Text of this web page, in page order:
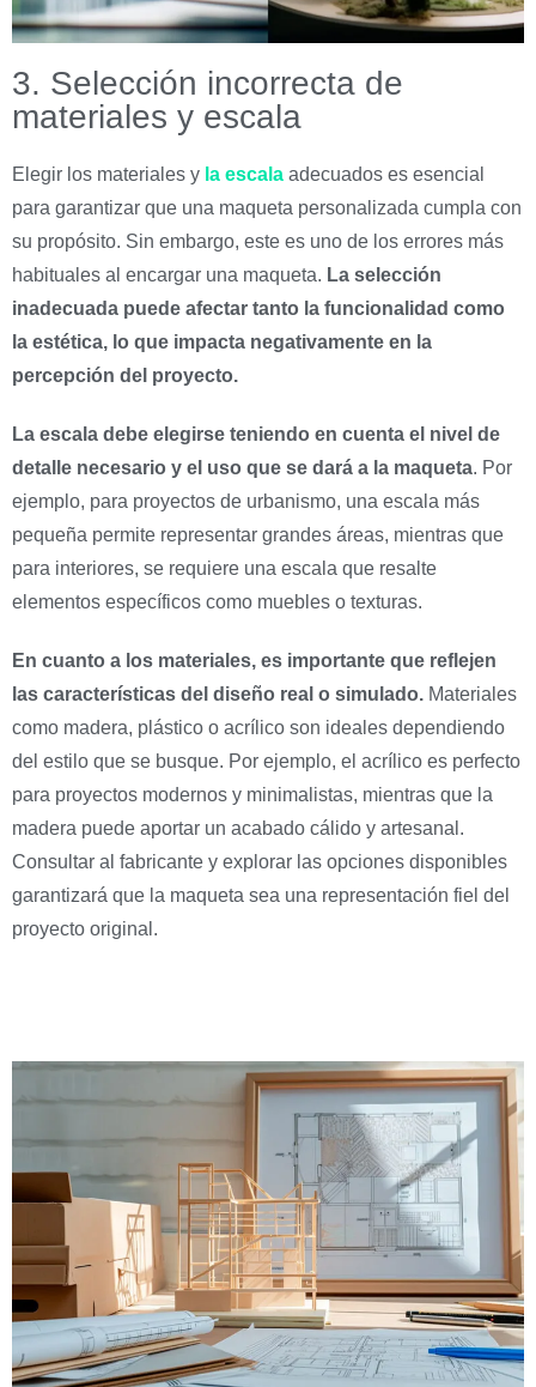
3. Selección incorrecta de
materiales y escala
Elegir los materiales y la escala adecuados es esencial
para garantizar que una maqueta personalizada cumpla con
su propósito. Sin embargo, este es uno de los errores más
habituales al encargar una maqueta. La selección
inadecuada puede afectar tanto la funcionalidad como
la estética, lo que impacta negativamente en la
percepción del proyecto.
La escala debe elegirse teniendo en cuenta el nivel de
detalle necesario y el uso que se dará a la maqueta. Por
ejemplo, para proyectos de urbanismo, una escala más
pequeña permite representar grandes áreas, mientras que
para interiores, se requiere una escala que resalte
elementos específicos como muebles o texturas.
En cuanto a los materiales, es importante que reflejen
las características del diseño real o simulado. Materiales
como madera, plástico o acrílico son ideales dependiendo
del estilo que se busque. Por ejemplo, el acrílico es perfecto
para proyectos modernos y minimalistas, mientras que la
madera puede aportar un acabado cálido y artesanal.
Consultar al fabricante y explorar las opciones disponibles
garantizará que la maqueta sea una representación fiel del
proyecto original.